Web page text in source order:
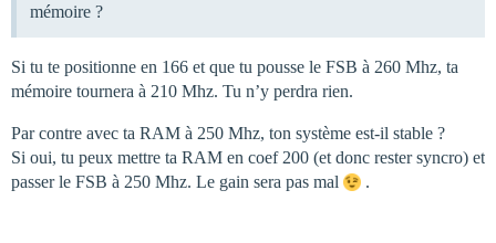
mémoire ?
Si tu te positionne en 166 et que tu pousse le FSB à 260 Mhz, ta
mémoire tournera à 210 Mhz. Tu n’y perdra rien.
Par contre avec ta RAM à 250 Mhz, ton système est-il stable ?
Si oui, tu peux mettre ta RAM en coef 200 (et donc rester syncro) et
passer le FSB à 250 Mhz. Le gain sera pas mal
.